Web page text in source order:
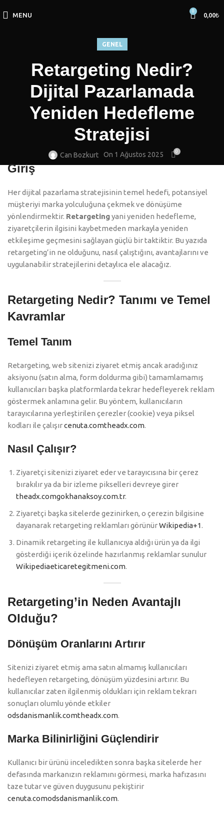
MENU
0
0,00₺
GENEL
Retargeting Nedir?
Dijital Pazarlamada
Yeniden Hedefleme
Stratejisi
Can Bozkurt On 1 Ağustos 2025 0
Giriş
Her dijital pazarlama stratejisinin temel hedefi, potansiyel
müşteriyi marka yolculuğuna çekmek ve dönüşüme
yönlendirmektir. Retargetingyani yeniden hedefleme,
ziyaretçilerin ilgisini kaybetmeden markayla yeniden
etkileşime geçmesini sağlayan güçlü bir taktiktir. Bu yazıda
retargeting’in ne olduğunu, nasıl çalıştığını, avantajlarını ve
uygulanabilir stratejilerini detaylıca ele alacağız.
Retargeting Nedir? Tanımı ve Temel
Kavramlar
Temel Tanım
Retargeting, web sitenizi ziyaret etmiş ancak aradığınız
aksiyonu (satın alma, form doldurma gibi) tamamlamamış
kullanıcıları başka platformlarda tekrar hedefleyerek reklam
göstermek anlamına gelir. Bu yöntem, kullanıcıların
tarayıcılarına yerleştirilen çerezler (cookie) veya piksel
kodları ile çalışırcenuta.comtheadx.com.
Nasıl Çalışır?
Ziyaretçi sitenizi ziyaret eder ve tarayıcısına bir çerez
bırakılır ya da bir izleme pikselleri devreye girer
theadx.comgokhanaksoy.com.tr.
Ziyaretçi başka sitelerde gezinirken, o çerezin bilgisine
dayanarak retargeting reklamları görünürWikipedia+1.
Dinamik retargeting ile kullanıcıya aldığı ürün ya da ilgi
gösterdiği içerik özelinde hazırlanmış reklamlar sunulur
Wikipediaeticaretegitmeni.com.
Retargeting’in Neden Avantajlı
Olduğu?
Dönüşüm Oranlarını Artırır
Sitenizi ziyaret etmiş ama satın almamış kullanıcıları
hedefleyen retargeting, dönüşüm yüzdesini artırır. Bu
kullanıcılar zaten ilgilenmiş oldukları için reklam tekrarı
sonuçları olumlu yönde etkiler
odsdanismanlik.comtheadx.com.
Marka Bilinirliğini Güçlendirir
Kullanıcı bir ürünü inceledikten sonra başka sitelerde her
defasında markanızın reklamını görmesi, marka hafızasını
taze tutar ve güven duygusunu pekiştirir
cenuta.comodsdanismanlik.com.